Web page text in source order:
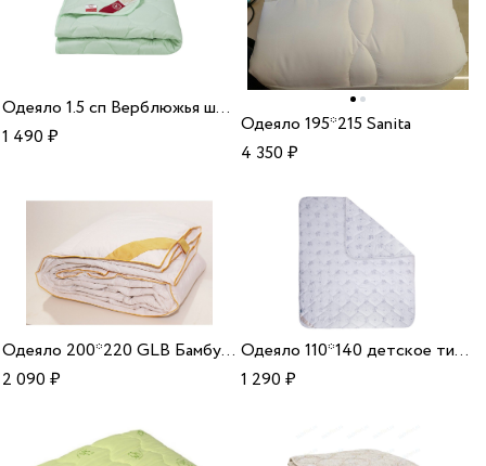
Одеяло 1.5 сп Верблюжья шерсть микрофибра
1 490₽
Одеяло 195*215 Sanita
4 350₽
Одеяло 200*220 GLB Бамбук МФБ отб 150 22
2 090₽
Одеяло 110*140 детское тик/бамбук
1 290₽